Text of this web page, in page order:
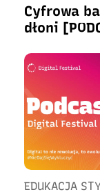
Cyfrowa
dłoni
EDUKACJA